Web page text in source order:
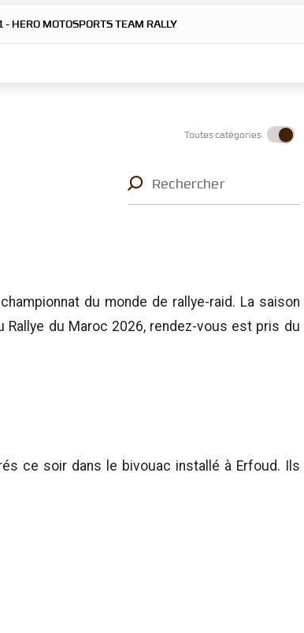
- HERO MOTOSPORTS TEAM RALLY
Toutes catégories
Rechercher
du monde de rallye-raid. La saison
Rallye du Maroc 2026, rendez-vous est pris du
ce soir dans le bivouac installé à Erfoud. Ils